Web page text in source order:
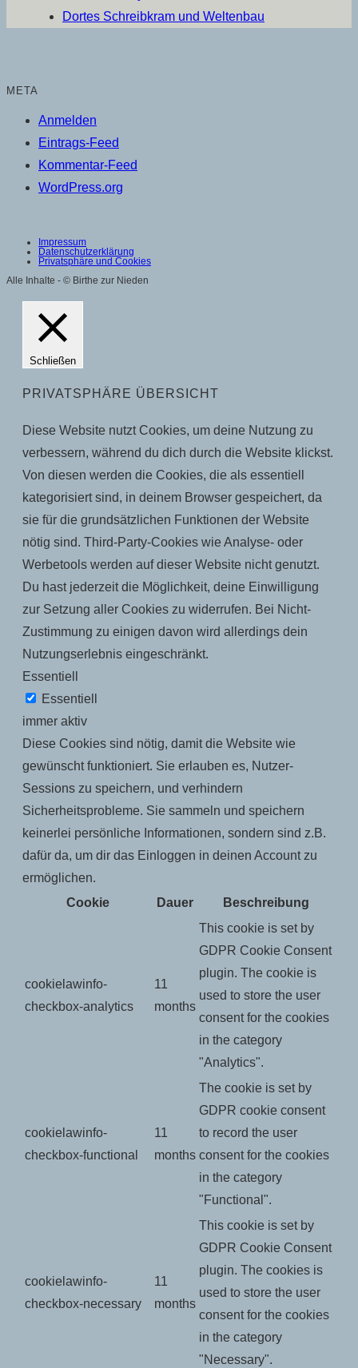
Dortes Schreibkram und Weltenbau
META
Anmelden
Eintrags-Feed
Kommentar-Feed
WordPress.org
Impressum
Datenschutzerklärung
Privatsphäre und Cookies
Alle Inhalte - © Birthe zur Nieden
Schließen
PRIVATSPHÄRE ÜBERSICHT
Diese Website nutzt Cookies, um deine Nutzung zu
verbessern, während du dich durch die Website klickst.
Von diesen werden die Cookies, die als essentiell
kategorisiert sind, in deinem Browser gespeichert, da
sie für die grundsätzlichen Funktionen der Website
nötig sind. Third-Party-Cookies wie Analyse- oder
Werbetools werden auf dieser Website nicht genutzt.
Du hast jederzeit die Möglichkeit, deine Einwilligung
zur Setzung aller Cookies zu widerrufen. Bei Nicht-
Zustimmung zu einigen davon wird allerdings dein
Nutzungserlebnis eingeschränkt.
Essentiell
Essentiell
immer aktiv
Diese Cookies sind nötig, damit die Website wie
gewünscht funktioniert. Sie erlauben es, Nutzer-
Sessions zu speichern, und verhindern
Sicherheitsprobleme. Sie sammeln und speichern
keinerlei persönliche Informationen, sondern sind z.B.
dafür da, um dir das Einloggen in deinen Account zu
ermöglichen.
Cookie
Dauer Beschreibung
cookielawinfo-
checkbox-analytics
11
months
This cookie is set by
GDPR Cookie Consent
plugin. The cookie is
used to store the user
consent for the cookies
in the category
"Analytics".
cookielawinfo-
checkbox-functional
11
months
The cookie is set by
GDPR cookie consent
to record the user
consent for the cookies
in the category
"Functional".
cookielawinfo-
checkbox-necessary
11
months
This cookie is set by
GDPR Cookie Consent
plugin. The cookies is
used to store the user
consent for the cookies
in the category
"Necessary".